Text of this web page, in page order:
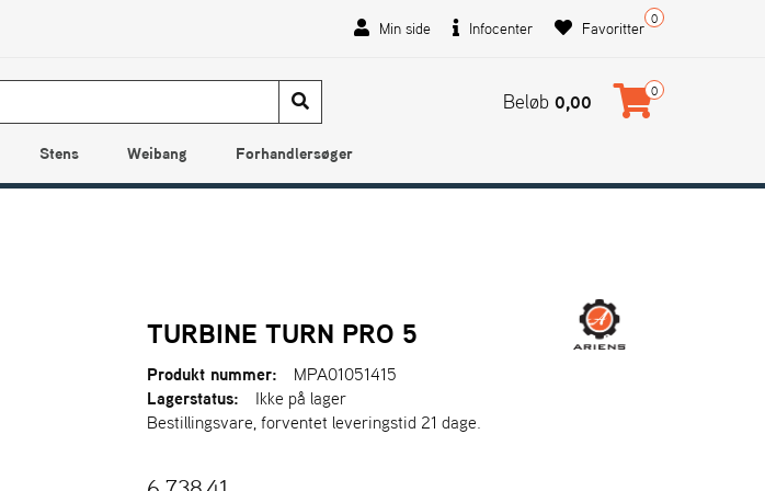
Min side Infocenter 0
Favoritter
Beløb 0,00 0
Stens Weibang Forhandlersøger
TURBINE TURN PRO 5
Produkt nummer:
MPA01051415
Lagerstatus:
Ikke på lager
Bestillingsvare, forventet leveringstid 21 dage.